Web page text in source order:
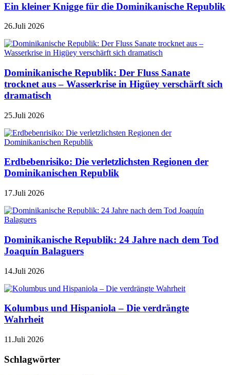
Ein kleiner Knigge für die Dominikanische Republik
26.Juli 2026
Dominikanische Republik: Der Fluss Sanate
trocknet aus – Wasserkrise in Higüey verschärft sich
dramatisch
25.Juli 2026
Erdbebenrisiko: Die verletzlichsten Regionen der
Dominikanischen Republik
17.Juli 2026
Dominikanische Republik: 24 Jahre nach dem Tod
Joaquín Balaguers
14.Juli 2026
Kolumbus und Hispaniola – Die verdrängte
Wahrheit
11.Juli 2026
Schlagwörter